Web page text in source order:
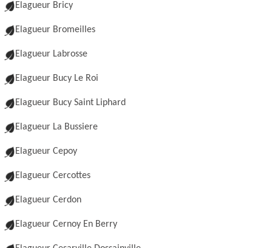
Elagueur Bricy
Elagueur Bromeilles
Elagueur Labrosse
Elagueur Bucy Le Roi
Elagueur Bucy Saint Liphard
Elagueur La Bussiere
Elagueur Cepoy
Elagueur Cercottes
Elagueur Cerdon
Elagueur Cernoy En Berry